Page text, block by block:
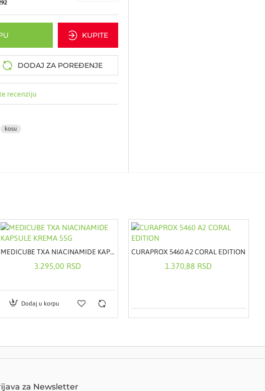
recenziju
KUPITE
DODAJ ZA POREĐENJE
kosu
MEDICUBE TXA NIACINAMIDE KAPSULE KREMA 55G
3.295,00 RSD
Dodaj u korpu
CURAPROX 5460 A2 CORAL EDITION
1.370,88 RSD
za Newsletter